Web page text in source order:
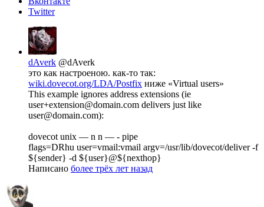
Twitter
dAverk @dAverk
это как настроеною. как-то так:
wiki.dovecot.org/LDA/Postfix ниже «Virtual users»
This example ignores address extensions (ie
user+extension@domain.com delivers just like
user@domain.com):
dovecot unix — n n — - pipe
flags=DRhu user=vmail:vmail argv=/usr/lib/dovecot/deliver -f
${sender} -d ${user}@${nexthop}
Написано более трёх лет назад